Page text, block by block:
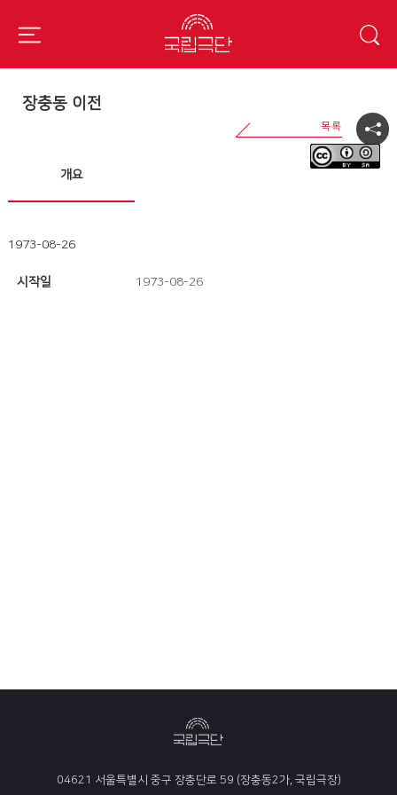
장충동 이전
개요
1973-08-26
시작일 1973-08-26
04621 서울특별시 중구 장충단로 59 (장충동2가, 국립극장)